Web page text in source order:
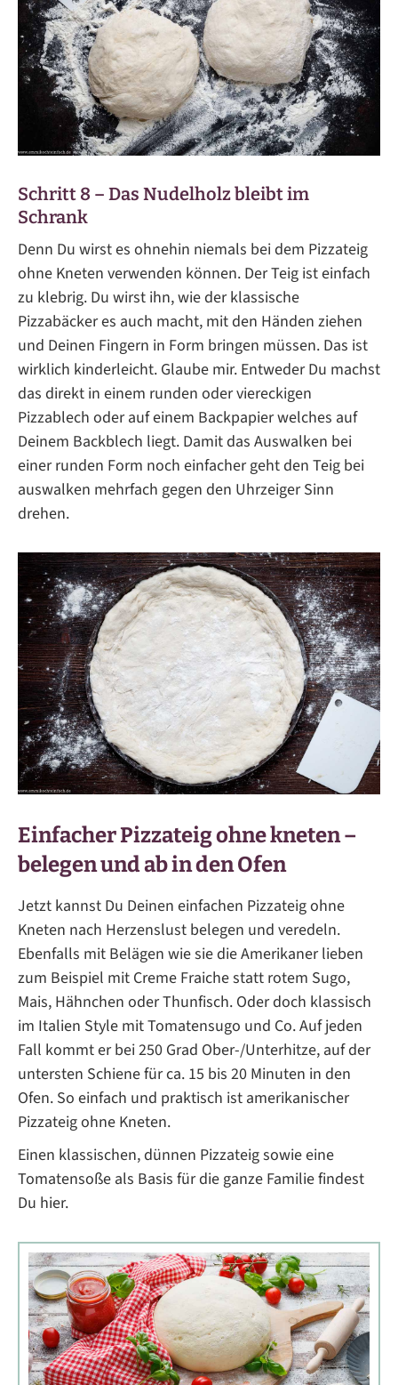
Schritt 8 – Das Nudelholz bleibt im
Schrank
Denn Du wirst es ohnehin niemals bei dem Pizzateig
ohne Kneten verwenden können. Der Teig ist einfach
zu klebrig. Du wirst ihn, wie der klassische
Pizzabäcker es auch macht, mit den Händen ziehen
und Deinen Fingern in Form bringen müssen. Das ist
wirklich kinderleicht. Glaube mir. Entweder Du machst
das direkt in einem runden oder viereckigen
Pizzablech oder auf einem Backpapier welches auf
Deinem Backblech liegt. Damit das Auswalken bei
einer runden Form noch einfacher geht den Teig bei
auswalken mehrfach gegen den Uhrzeiger Sinn
drehen.
Einfacher Pizzateig ohne kneten –
belegen und ab in den Ofen
Jetzt kannst Du Deinen einfachen Pizzateig ohne
Kneten nach Herzenslust belegen und veredeln.
Ebenfalls mit Belägen wie sie die Amerikaner lieben
zum Beispiel mit Creme Fraiche statt rotem Sugo,
Mais, Hähnchen oder Thunfisch. Oder doch klassisch
im Italien Style mit Tomatensugo und Co. Auf jeden
Fall kommt er bei 250 Grad Ober-/Unterhitze, auf der
untersten Schiene für ca. 15 bis 20 Minuten in den
Ofen. So einfach und praktisch ist amerikanischer
Pizzateig ohne Kneten.
Einen klassischen, dünnen Pizzateig sowie eine
Tomatensoße als Basis für die ganze Familie findest
Du hier.